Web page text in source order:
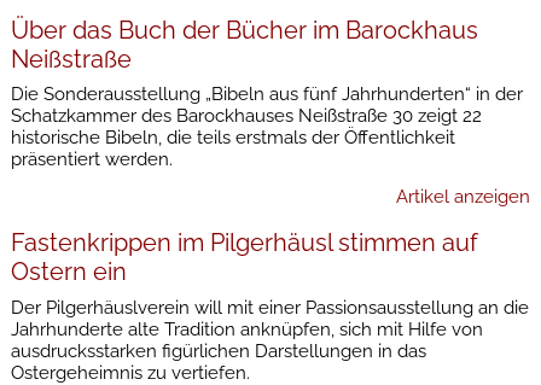
Über das Buch der Bücher im Barockhaus
Neißstraße
Die Sonderausstellung „Bibeln aus fünf Jahrhunderten“ in der
Schatzkammer des Barockhauses Neißstraße 30 zeigt 22
historische Bibeln, die teils erstmals der Öffentlichkeit
präsentiert werden.
Artikel anzeigen
Fastenkrippen im Pilgerhäusl stimmen auf
Ostern ein
Der Pilgerhäuslverein will mit einer Passionsausstellung an die
Jahrhunderte alte Tradition anknüpfen, sich mit Hilfe von
ausdrucksstarken figürlichen Darstellungen in das
Ostergeheimnis zu vertiefen.